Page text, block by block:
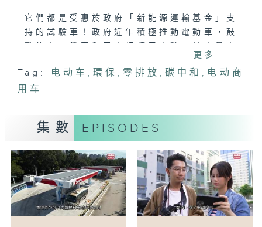
它們都是受惠於政府「新能源運輸基金」支
持的試驗車！政府近年積極推動電動車，鼓
的優勢就是更省錢、更舒適以及更環保！電
動車的充電成本低，而且完全零排放，噪音
和震動都遠低於傳統汽車。不知隨住越來越
向車輛零排放，達到碳中和的目標呢？
更多...
Tag: 电动车 , 環保 , 零排放 ,碳中和 , 电动商
用车
集數 EPISODES